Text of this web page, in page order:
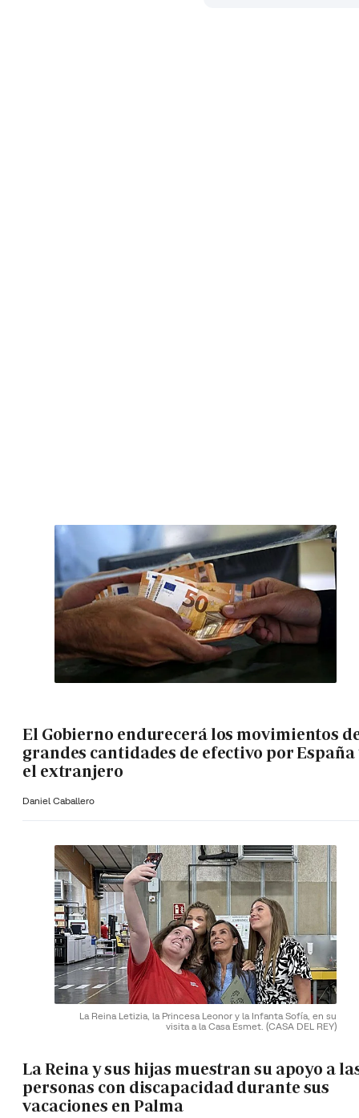
El Gobierno endurecerá los movimientos
grandes cantidades de efectivo por España
el extranjero
Daniel Caballero
La Reina Letizia, la Princesa Leonor y la Infanta Sofía, en su
visita a la Casa Esmet. (CASA DEL REY)
La Reina y sus hijas muestran su apoyo a
personas con discapacidad durante sus
vacaciones en Palma